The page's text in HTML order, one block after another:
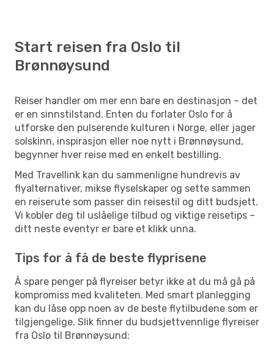
Start reisen fra Oslo til
Brønnøysund
Reiser handler om mer enn bare en destinasjon – det
er en sinnstilstand. Enten du forlater Oslo for å
utforske den pulserende kulturen i Norge, eller jager
solskinn, inspirasjon eller noe nytt i Brønnøysund,
begynner hver reise med en enkelt bestilling.
Med Travellink kan du sammenligne hundrevis av
flyalternativer, mikse flyselskaper og sette sammen
en reiserute som passer din reisestil og ditt budsjett.
Vi kobler deg til uslåelige tilbud og viktige reisetips –
ditt neste eventyr er bare et klikk unna.
Tips for å få de beste flyprisene
Å spare penger på flyreiser betyr ikke at du må gå på
kompromiss med kvaliteten. Med smart planlegging
kan du låse opp noen av de beste flytilbudene som er
tilgjengelige. Slik finner du budsjettvennlige flyreiser
fra Oslo til Brønnøysund: